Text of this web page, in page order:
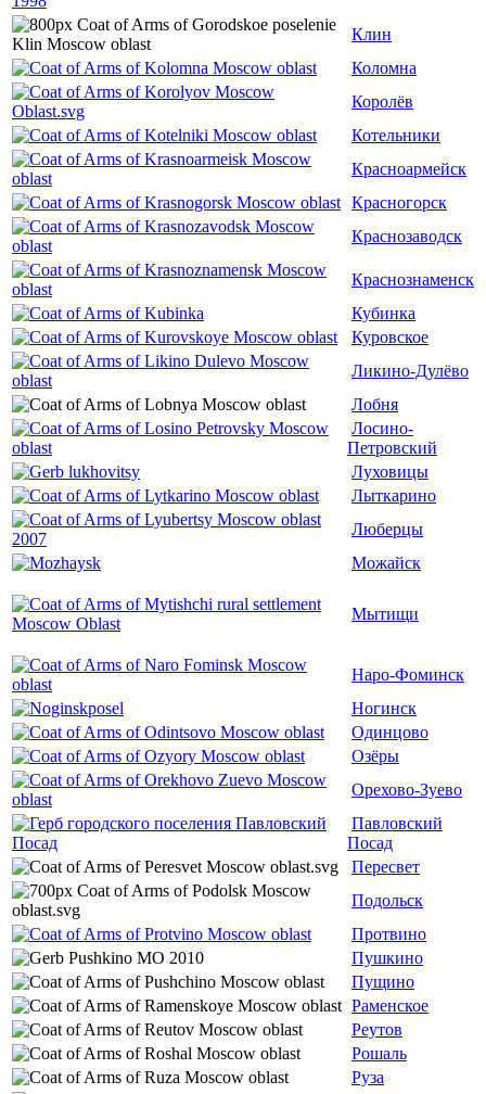
Клин
Коломна
Королёв
Котельники
Красноармейск
Красногорск
Краснозаводск
Краснознаменск
Кубинка
Куровское
Ликино-Дулёво
Лобня
Лосино-
Петровский
Луховицы
Лыткарино
Люберцы
Можайск
Мытищи
Наро-Фоминск
Ногинск
Одинцово
Озёры
Орехово-Зуево
Павловский
Посад
Пересвет
Подольск
Протвино
Пушкино
Пущино
Раменское
Реутов
Рошаль
Руза